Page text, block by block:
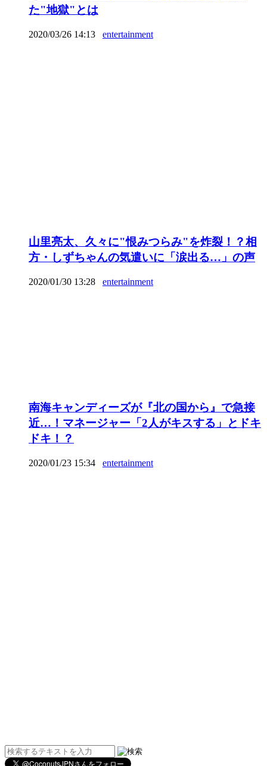
た"地獄"とは
2020/03/26 14:13 entertainment
山里亮太、久々に"恨みつらみ"を炸裂！？相
方・しずちゃんの気遣いに「涙出る…」の声
2020/01/30 13:28 entertainment
南海キャンディーズが『北の国から』で急接
近…！マネージャー「2人がキスする」とドキ
ドキ！？
2020/01/23 15:34 entertainment